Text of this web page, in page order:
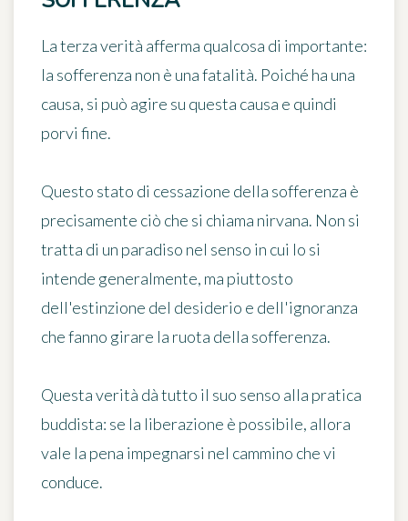
La terza verità afferma qualcosa di importante:
la sofferenza non è una fatalità. Poiché ha una
causa, si può agire su questa causa e quindi
porvi fine.
Questo stato di cessazione della sofferenza è
precisamente ciò che si chiama nirvana. Non si
tratta di un paradiso nel senso in cui lo si
intende generalmente, ma piuttosto
dell'estinzione del desiderio e dell'ignoranza
che fanno girare la ruota della sofferenza.
Questa verità dà tutto il suo senso alla pratica
buddista: se la liberazione è possibile, allora
vale la pena impegnarsi nel cammino che vi
conduce.